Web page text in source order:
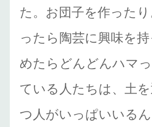
た。お団子を作った
ったら陶芸に興味を
めたらどんどんハマ
ている人たちは、土
つ人がいっぱいいるん